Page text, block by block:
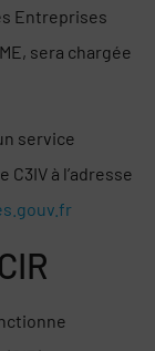
Entreprises
sera chargée
service
C3IV à l’adresse